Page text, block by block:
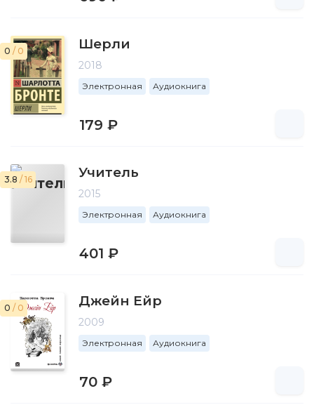
0 / 0 Шерли
2018
Электронная Аудиокнига
179 ₽
3.8 / 16 Учитель
2015
Электронная Аудиокнига
401 ₽
0 / 0 Джейн Ейр
2009
Электронная Аудиокнига
70 ₽